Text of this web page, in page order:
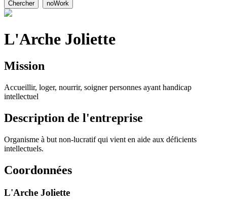
L'Arche Joliette
Mission
Accueillir, loger, nourrir, soigner personnes ayant handicap
intellectuel
Description de l'entreprise
Organisme à but non-lucratif qui vient en aide aux déficients
intellectuels.
Coordonnées
L'Arche Joliette